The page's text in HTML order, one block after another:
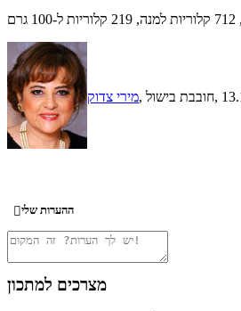
מירי צדוק , חובבת בישול,
ההערות שלי
מצרכים למתכון